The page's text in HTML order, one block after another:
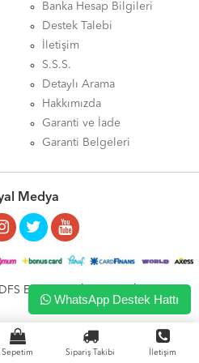
Sepetim Sipariş Takibi İletişim
Banka Hesap Bilgileri
Destek Talebi
İletişim
S.S.S.
Detaylı Arama
Hakkımızda
Garanti ve İade
Garanti Belgeleri
Medya
ELEKTRONİK LTD. ŞTİ.
WhatsApp Destek Hattı